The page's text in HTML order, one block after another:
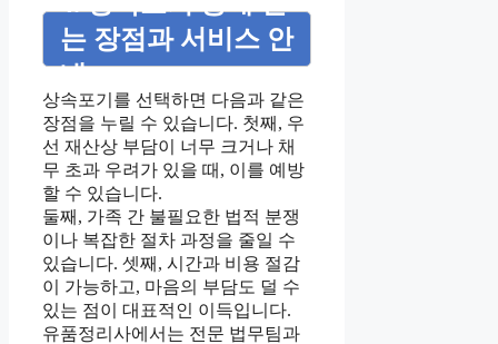
는 장점과 서비스 안
내
상속포기를 선택하면 다음과 같은
장점을 누릴 수 있습니다. 첫째, 우
선 재산상 부담이 너무 크거나 채
무 초과 우려가 있을 때, 이를 예방
할 수 있습니다.
둘째, 가족 간 불필요한 법적 분쟁
이나 복잡한 절차 과정을 줄일 수
있습니다. 셋째, 시간과 비용 절감
이 가능하고, 마음의 부담도 덜 수
있는 점이 대표적인 이득입니다.
유품정리사에서는 전문 법무팀과